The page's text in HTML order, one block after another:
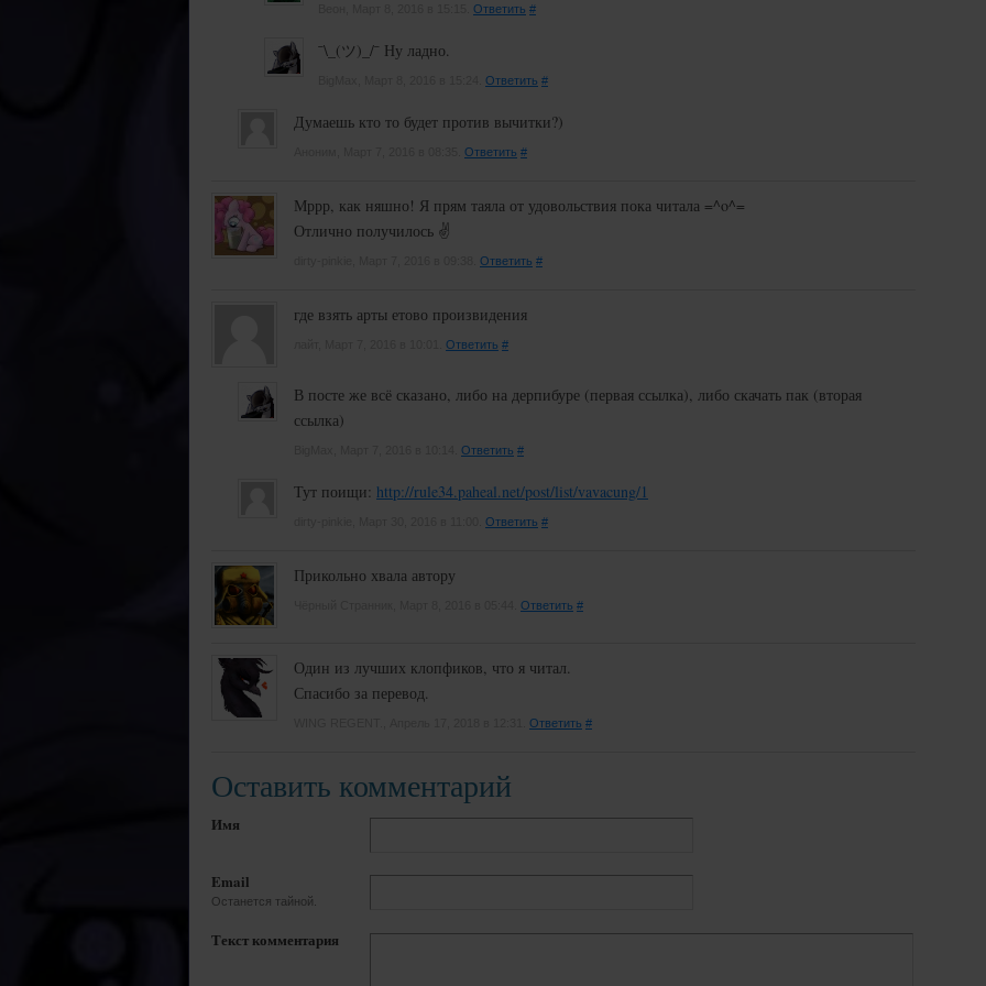
Ответить #
¯\_(ツ)_/¯ Ну ладно.
Ответить #
Думаешь кто то будет против вычитки?)
Ответить #
Мррр, как няшно! Я прям таяла от удовольствия пока читала =^o^=
Отлично получилось ✌
Ответить #
где взять арты етово произвидения
Ответить #
В посте же всё сказано, либо на дерпибуре (первая ссылка), либо скачать пак (вторая
ссылка)
Ответить #
Тут поищи: http://rule34.paheal.net/post/list/vavacung/1
Ответить #
Прикольно хвала автору
Ответить #
Один из лучших клопфиков, что я читал.
Спасибо за перевод.
Ответить #
Оставить комментарий
Имя
Email
Останется тайной.
Текст комментария